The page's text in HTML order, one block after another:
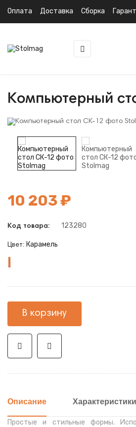
Оплата Доставка Сборка
Toggle
navigation
☰
Компьютерный
10 203 ₽
Код товара: 123280
Цвет: Карамель
В корзину
Описание Характеристики
Простые и стильные формы.